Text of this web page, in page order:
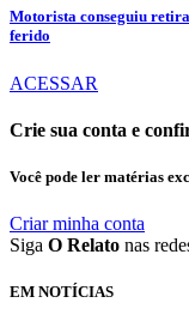
Motorista conseguiu
ferido
ACESSAR
Crie sua conta e
Você pode ler matérias
Criar minha conta
Siga O Relato nas
EM NOTÍCIAS